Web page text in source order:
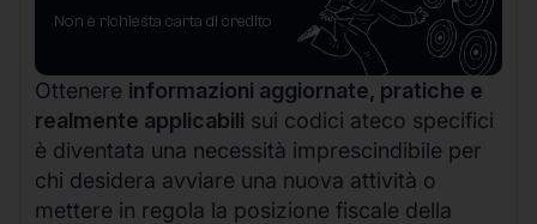
Non è richiesta carta di credito
Ottenere informazioni aggiornate, pratiche e
realmente applicabili sui codici ateco specifici
è diventata una necessità imprescindibile per
chi desidera avviare una nuova attività o
mettere in regola la posizione fiscale della